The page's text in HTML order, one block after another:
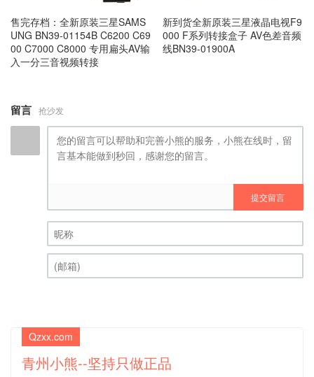
售完存档：全新原装三星SAMS
UNG BN39-01154B C6200 C69
00 C7000 C8000 专用扁头AV输
入一分三音视频转接
新到货全新原装三星液晶电视F9
000 F系列转接盒子 AV色差音频
线BN39-01900A
留言 抢沙发
提交留言
昵称 (必填)
Qzxx.com
青州小熊--坚持只做正品